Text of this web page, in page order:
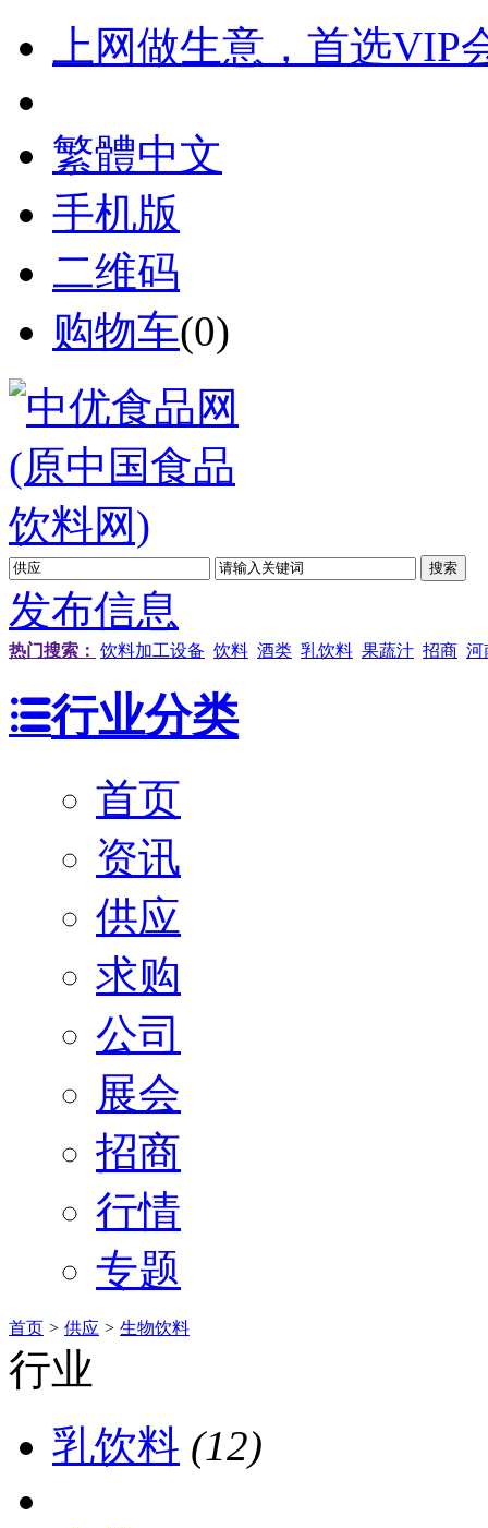
上网做生意，首选VIP
繁體中文
手机版
二维码
购物车(0)
发布信息
热门搜索： 饮料加工设备 饮料 酒类 乳饮料 果蔬汁 招商 河
行业分类
首页
资讯
供应
求购
公司
展会
招商
行情
专题
首页 > 供应 > 生物饮料
行业
乳饮料 (12)